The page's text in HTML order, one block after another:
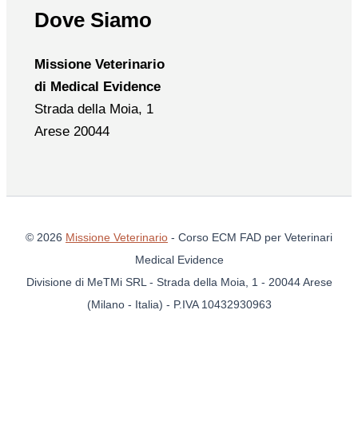
Dove Siamo
Missione Veterinario
di Medical Evidence
Strada della Moia, 1
Arese 20044
© 2026 Missione Veterinario - Corso ECM FAD per Veterinari
Medical Evidence
Divisione di MeTMi SRL - Strada della Moia, 1 - 20044 Arese
(Milano - Italia) - P.IVA 10432930963